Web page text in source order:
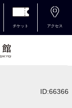
チケット アクセス
ID:66366